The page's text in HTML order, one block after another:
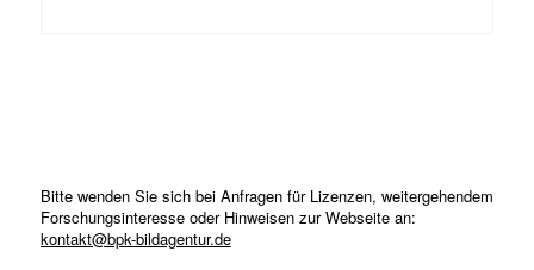
Bitte wenden Sie sich bei Anfragen für Lizenzen, weitergehendem
Forschungsinteresse oder Hinweisen zur Webseite an:
kontakt@bpk-bildagentur.de